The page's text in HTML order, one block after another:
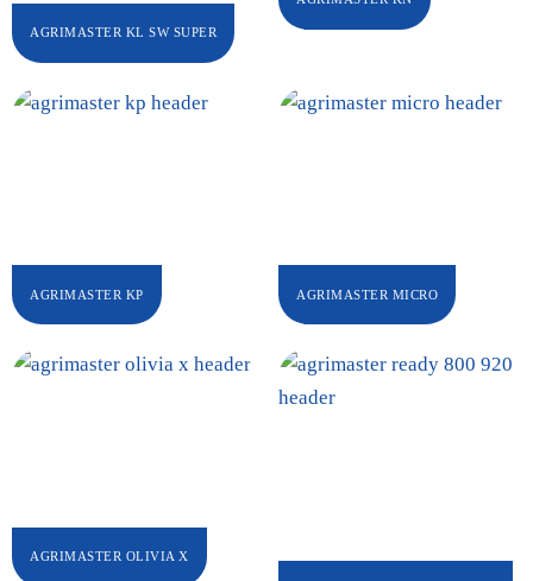
AGRIMASTER KL SW SUPER
AGRIMASTER KP AGRIMASTER MICRO
AGRIMASTER OLIVIA X